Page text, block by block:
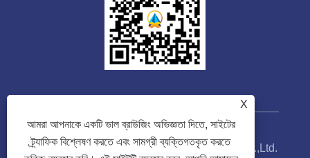
কপিরাইট © 2023 Jiaxing Xinhan Technology Co.,Ltd.
X
আমরা আপনাকে একটি ভাল ব্রাউজিং অভিজ্ঞতা দিতে, সাইটের
ট্র্যাফিক বিশ্লেষণ করতে এবং সামগ্রী ব্যক্তিগতকৃত করতে